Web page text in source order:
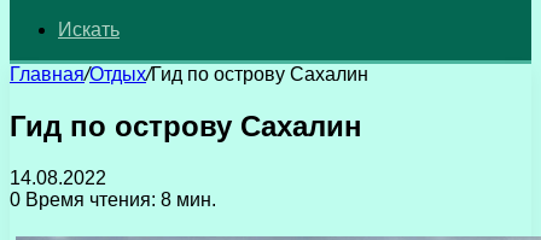
Искать
Главная/Отдых/Гид по острову Сахалин
Гид по острову Сахалин
14.08.2022
0 Время чтения: 8 мин.